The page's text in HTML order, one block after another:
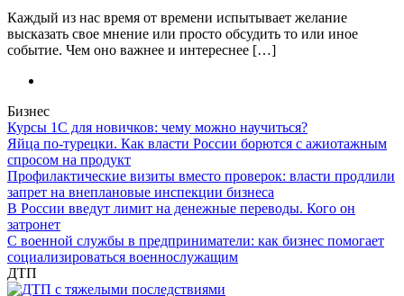
Каждый из нас время от времени испытывает желание
высказать свое мнение или просто обсудить то или иное
событие. Чем оно важнее и интереснее […]
Бизнес
Курсы 1С для новичков: чему можно научиться?
Яйца по-турецки. Как власти России борются с ажиотажным
спросом на продукт
Профилактические визиты вместо проверок: власти продлили
запрет на внеплановые инспекции бизнеса
В России введут лимит на денежные переводы. Кого он
затронет
С военной службы в предприниматели: как бизнес помогает
социализироваться военнослужащим
ДТП